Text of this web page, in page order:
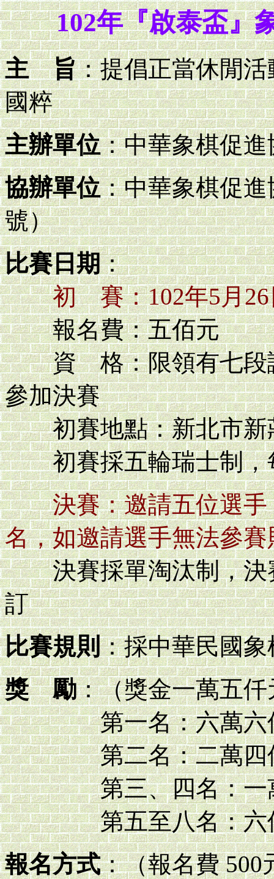
102年『啟泰盃』
主 旨：提倡正當休閒
國粹
主辦單位：中華象棋促
協辦單位：中華象棋促進
號）
比賽日期：
初 賽：102年5月
報名費：五佰元
資 格：限領有七段證
參加決賽
初賽地點：新北市新
初賽採五輪瑞士制，
決賽：邀請五位選
名，如邀請選手無法參
決賽採單淘汰制，決
訂
比賽規則：採中華民國
獎 勵：（獎金一萬五
第一名：六萬六
第二名：二萬四
第三、四名：一萬
第五至八名：六
報名方式：（報名費 500